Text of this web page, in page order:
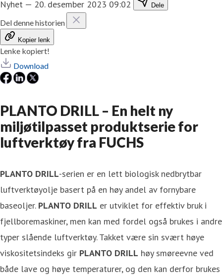
Nyhet — 20. desember 2023 09:02 Dele
Del denne historien
Kopier lenk
Lenke kopiert!
Download
PLANTO DRILL – En helt ny
miljøtilpasset produktserie for
luftverktøy fra FUCHS
PLANTO DRILL-serien er en lett biologisk nedbrytbar
luftverktøyolje basert på en høy andel av fornybare
baseoljer. PLANTO DRILL er utviklet for effektiv bruk i
fjellboremaskiner, men kan med fordel også brukes i andre
typer slående luftverktøy. Takket være sin svært høye
viskositetsindeks gir PLANTO DRILL høy smøreevne ved
både lave og høye temperaturer, og den kan derfor brukes